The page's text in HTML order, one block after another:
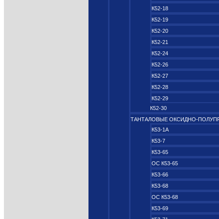
К52-18
К52-19
К52-20
К52-21
К52-24
К52-26
К52-27
К52-28
К52-29
К52-30
ТАНТАЛОВЫЕ
К53-1А
К53-7
К53-65
ОС К53-65
К53-66
К53-68
ОС К53-68
К53-69